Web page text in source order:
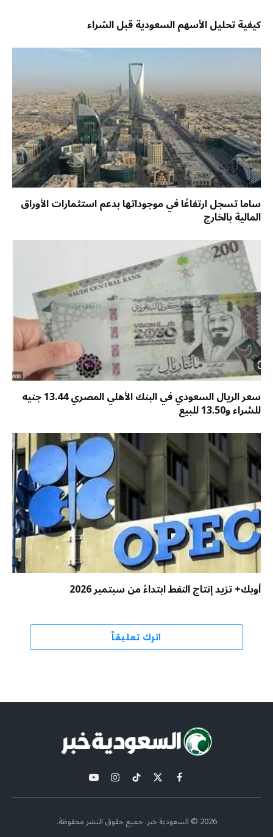
كيفية تحليل الأسهم السعودية قبل الشراء
ساما تسجل ارتفاعًا في موجوداتها بدعم استثمارات الأوراق
المالية بالخارج
سعر الريال السعودي في البنك الأهلي المصري 13.44 جنيه
للشراء و13.50 للبيع
أوبك+ تزيد إنتاج النفط ابتداءً من سبتمبر 2026
اترك تعليقاً
فيسبوك
X
(Twitter)
تيكتوكالانستغراميوتيوب
2026 © السعودية خبر. جميع حقوق النشر محفوظة.